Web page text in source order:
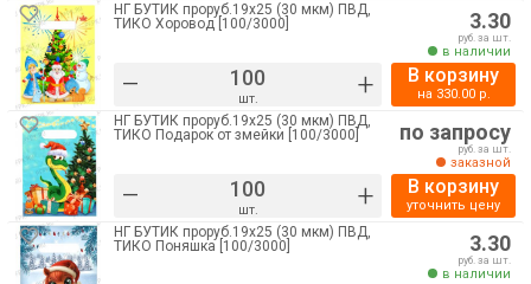
НГ БУТИК проруб.19х25 (30 мкм) ПВД,
ТИКО Хоровод [100/3000]
– шт. +
3.30
руб. за шт.
в наличии
В корзину
на 330.00р.
НГ БУТИК проруб.19х25 (30 мкм) ПВД,
ТИКО Подарок от змейки [100/3000]
– шт. +
по запросу
руб. за шт.
заказной
В корзину
уточнить цену
НГ БУТИК проруб.19х25 (30 мкм) ПВД,
ТИКО Поняшка [100/3000]
3.30
руб. за шт.
в наличии